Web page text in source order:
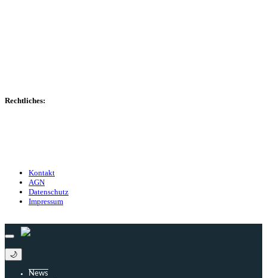
Rechtliches:
Kontakt
AGN
Datenschutz
Impressum
🌙
News